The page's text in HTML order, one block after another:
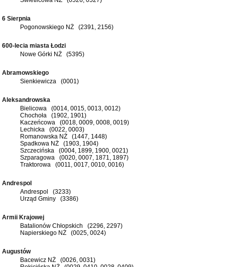
6 Sierpnia
Pogonowskiego NŻ (2391, 2156)
600-lecia miasta Łodzi
Nowe Górki NŻ (5395)
Abramowskiego
Sienkiewicza (0001)
Aleksandrowska
Bielicowa (0014, 0015, 0013, 0012)
Chochoła (1902, 1901)
Kaczeńcowa (0018, 0009, 0008, 0019)
Lechicka (0022, 0003)
Romanowska NŻ (1447, 1448)
Spadkowa NŻ (1903, 1904)
Szczecińska (0004, 1899, 1900, 0021)
Szparagowa (0020, 0007, 1871, 1897)
Traktorowa (0011, 0017, 0010, 0016)
Andrespol
Andrespol (3233)
Urząd Gminy (3386)
Armii Krajowej
Batalionów Chłopskich (2296, 2297)
Napierskiego NŻ (0025, 0024)
Augustów
Bacewicz NŻ (0026, 0031)